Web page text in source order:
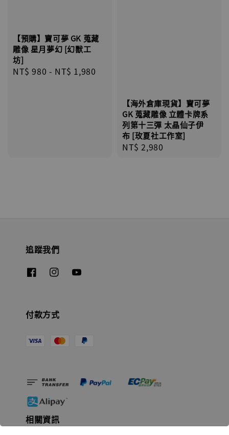
【預購】寶可夢 GK 蒐藏
雕像 星月夢幻 [幻獸工
坊]
Regular
NT$ 980 - NT$ 1,980
【海外倉庫現貨】寶可夢
GK 蒐藏雕像 立體卡牌系
列第十三彈 太晶仙子伊
布 [玫夏社工作室]
Regular
NT$ 2,980
追蹤我們
付款方式
相關資訊